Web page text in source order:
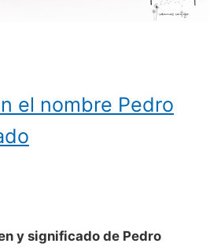
el nombre Pedro
y significado de Pedro